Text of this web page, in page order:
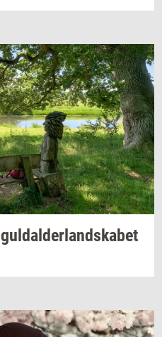
gul­dal­der­land­ska­bet